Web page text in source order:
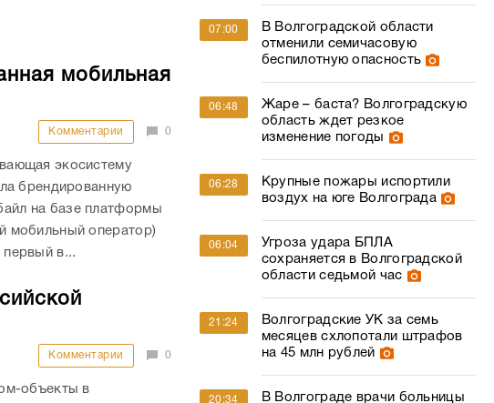
мобильная
Комментарии 0
экосистему
брендированную
на базе платформы
мобильный оператор)
в...
Комментарии 0
объекты в
07:00
В Волгоградской области
отменили семичасовую
беспилотную опасность
06:48
Жаре – баста? Волгоградскую
область ждет резкое
изменение погоды
06:28
Крупные пожары испортили
воздух на юге Волгограда
06:04
Угроза удара БПЛА
сохраняется в Волгоградской
области седьмой час
21:24
Волгоградские УК за семь
месяцев схлопотали штрафов
на 45 млн рублей
20:34
В Волгограде врачи больницы